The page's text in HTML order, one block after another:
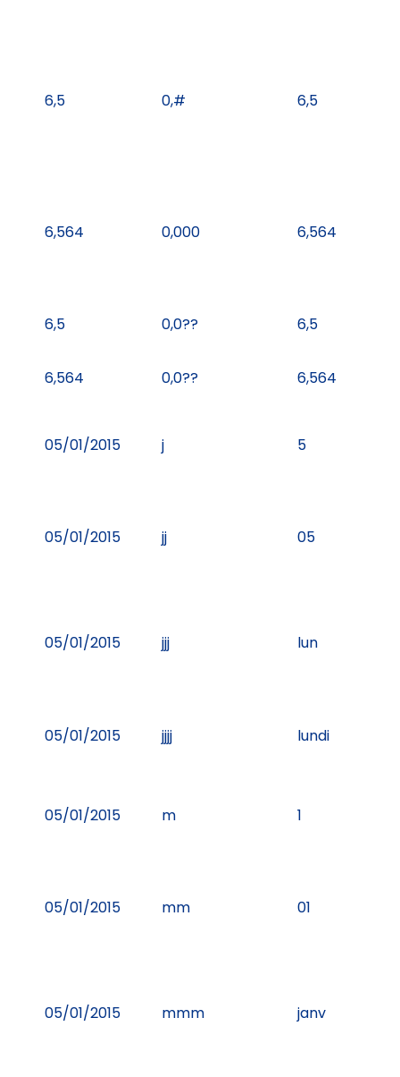
6,5 0,# 6,5
6,564 0,000 6,564
6,5 0,0?? 6,5
6,564 0,0?? 6,564
05/01/2015 j 5
05/01/2015 jj 05
05/01/2015 jjj lun
05/01/2015 jjjj lundi
05/01/2015 m 1
05/01/2015 mm 01
05/01/2015 mmm janv